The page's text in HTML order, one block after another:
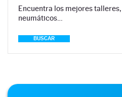
Encuentra los mejores
neumáticos…
BUSCAR